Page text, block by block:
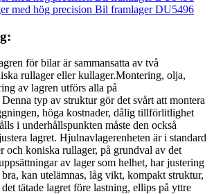
för bilar är sammansatta av två
rullager eller kullager.Montering, olja,
av lagren utförs alla på
typ av struktur gör det svårt att montera
höga kostnader, dålig tillförlitlighet
i underhållspunkten måste den också
lagret. Hjulnavlagerenheten är i standard
och koniska rullager, på grundval av det
av lager som helhet, har justering
kan utelämnas, låg vikt, kompakt struktur,
tätade lagret före lastning, ellips på yttre